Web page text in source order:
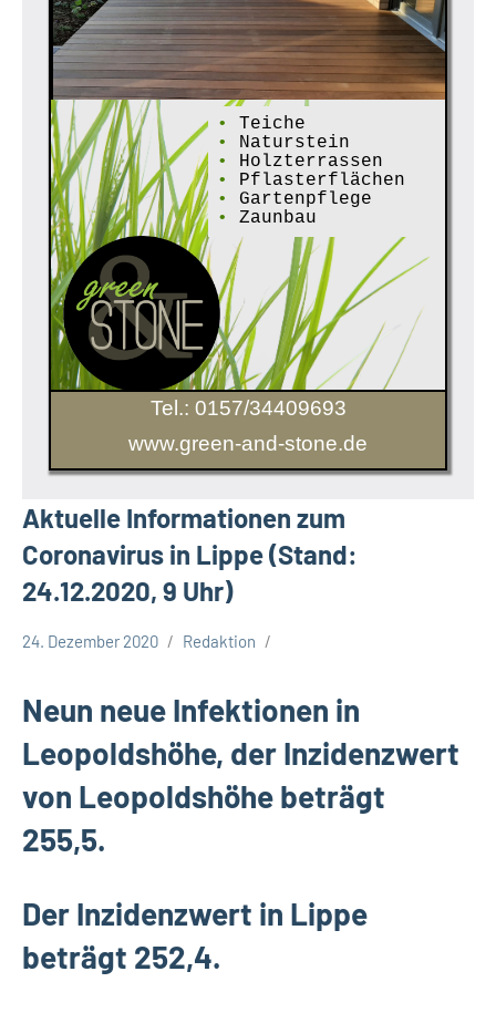
•
Teiche
•
Naturstein
•
Holzterrassen
•
Pflasterflächen
•
Gartenpflege
•
Zaunbau
Tel.: 0157/34409693
www.green-and-stone.de
Aktuelle Informationen zum
Coronavirus in Lippe (Stand:
24.12.2020, 9 Uhr)
24. Dezember 2020 Redaktion
Neun neue Infektionen in
Leopoldshöhe, der Inzidenzwert
von Leopoldshöhe beträgt
255,5.
Der Inzidenzwert in Lippe
beträgt 252,4.